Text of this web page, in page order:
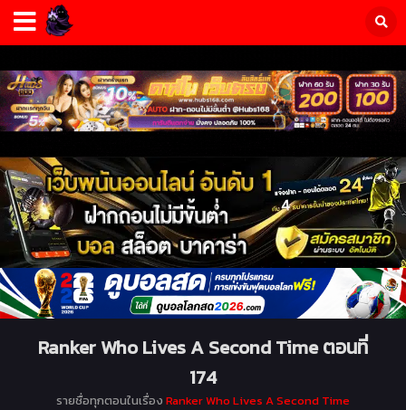
Ranker Who Lives A Second Time ตอนที่
174
รายชื่อทุกตอนในเรื่อง Ranker Who Lives A Second Time